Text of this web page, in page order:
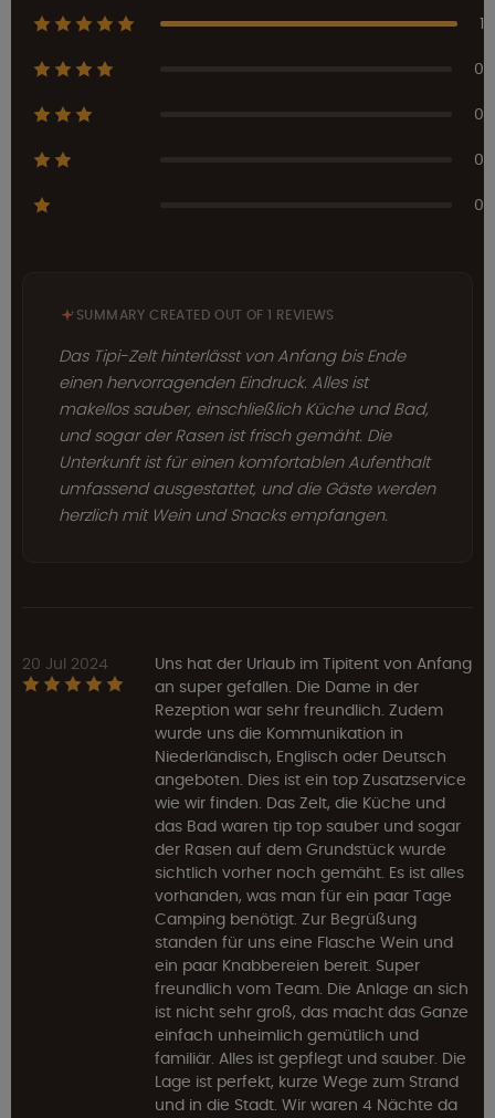
1
0
0
0
0
SUMMARY CREATED OUT OF 1 REVIEWS
Das Tipi-Zelt hinterlässt von Anfang bis Ende
einen hervorragenden Eindruck. Alles ist
makellos sauber, einschließlich Küche und Bad,
und sogar der Rasen ist frisch gemäht. Die
Unterkunft ist für einen komfortablen Aufenthalt
umfassend ausgestattet, und die Gäste werden
herzlich mit Wein und Snacks empfangen.
20 Jul 2024
Uns hat der Urlaub im Tipitent von Anfang
an super gefallen. Die Dame in der
Rezeption war sehr freundlich. Zudem
wurde uns die Kommunikation in
Niederländisch, Englisch oder Deutsch
angeboten. Dies ist ein top Zusatzservice
wie wir finden. Das Zelt, die Küche und
das Bad waren tip top sauber und sogar
der Rasen auf dem Grundstück wurde
sichtlich vorher noch gemäht. Es ist alles
vorhanden, was man für ein paar Tage
Camping benötigt. Zur Begrüßung
standen für uns eine Flasche Wein und
ein paar Knabbereien bereit. Super
freundlich vom Team. Die Anlage an sich
ist nicht sehr groß, das macht das Ganze
einfach unheimlich gemütlich und
familiär. Alles ist gepflegt und sauber. Die
Lage ist perfekt, kurze Wege zum Strand
und in die Stadt. Wir waren 4 Nächte da